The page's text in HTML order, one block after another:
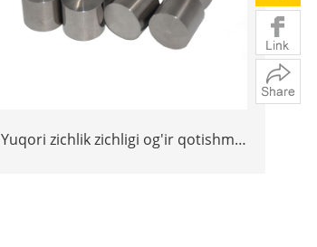
Yuqori zichlik zichligi og'ir qotishma